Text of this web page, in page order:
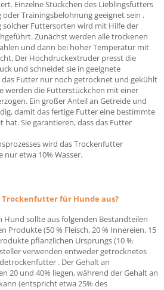
Einzelne Stückchen des Lieblingsfutters
Trainingsbelohnung geeignet sein .
solcher Futtersorten wird mit Hilfe der
Zunächst werden alle trockenen
und dann bei hoher Temperatur mit
Der Hochdruckextruder presst die
und schneidet sie in geeignete
Futter nur noch getrocknet und gekühlt
werden die Futterstückchen mit einer
Ein großer Anteil an Getreide und
damit das fertige Futter eine bestimmte
Sie garantieren, dass das Futter
wird das Trockenfutter
nur etwa 10% Wasser.
für Hunde aus?
Hund sollte aus folgenden Bestandteilen
Produkte (50 % Fleisch, 20 % Innereien, 15
pflanzlichen Ursprungs (10 %
verwenden entweder getrocknetes
. Der Gehalt an
20 und 40% liegen, während der Gehalt an
(entspricht etwa 25% des